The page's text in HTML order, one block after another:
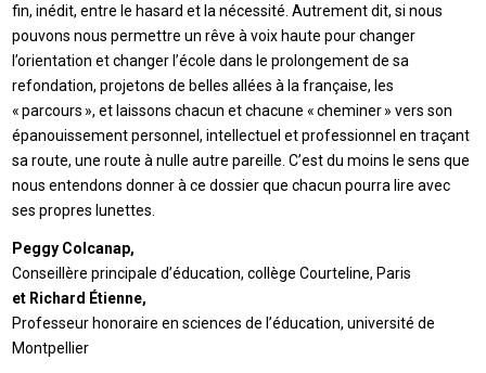
fin, inédit, entre le hasard et la nécessité. Autrement dit, si nous
pouvons nous permettre un rêve à voix haute pour changer
l’orientation et changer l’école dans le prolongement de sa
refondation, projetons de belles allées à la française, les
« parcours », et laissons chacun et chacune « cheminer » vers son
épanouissement personnel, intellectuel et professionnel en traçant
sa route, une route à nulle autre pareille. C’est du moins le sens que
nous entendons donner à ce dossier que chacun pourra lire avec
ses propres lunettes.
Peggy Colcanap,
Conseillère principale d’éducation, collège Courteline, Paris
et Richard Étienne,
Professeur honoraire en sciences de l’éducation, université de
Montpellier